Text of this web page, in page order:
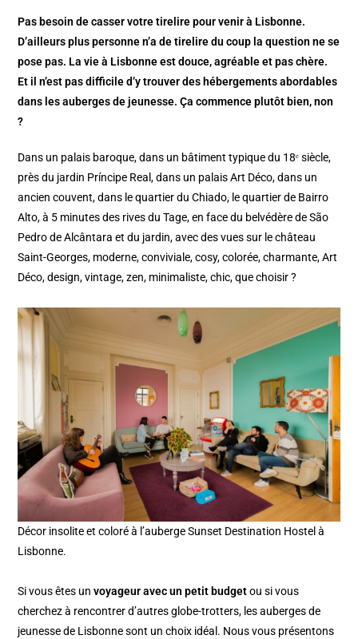
Pas besoin de casser votre tirelire pour venir à Lisbonne.
D’ailleurs plus personne n’a de tirelire du coup la question ne se
pose pas. La vie à Lisbonne est douce, agréable et pas chère.
Et il n’est pas difficile d’y trouver des hébergements abordables
dans les auberges de jeunesse. Ça commence plutôt bien, non
?
Dans un palais baroque, dans un bâtiment typique du 18ᵉ siècle,
près du jardin Príncipe Real, dans un palais Art Déco, dans un
ancien couvent, dans le quartier du Chiado, le quartier de Bairro
Alto, à 5 minutes des rives du Tage, en face du belvédère de São
Pedro de Alcântara et du jardin, avec des vues sur le château
Saint-Georges, moderne, conviviale, cosy, colorée, charmante, Art
Déco, design, vintage, zen, minimaliste, chic, que choisir?
Décor insolite et coloré à l’auberge Sunset Destination Hostel à
Lisbonne.
Si vous êtes unvoyageur avec un petit budgetou si vous
cherchez à rencontrer d’autres globe-trotters, les auberges de
jeunesse de Lisbonne sont un choix idéal. Nous vous présentons